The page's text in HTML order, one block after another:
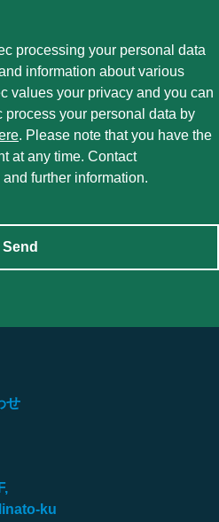
processing your personal data
information about various
values your privacy and you can
process your personal data by
. Please note that you have the
at any time. Contact
further information.
Send
せ
ku